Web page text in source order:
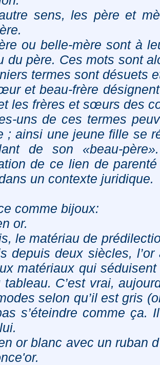
sens, les père et
ou belle-mère sont à
du père. Ces mots sont
termes sont désuets
et beau-frère
les frères et sœurs des
uns de ces termes
; ainsi une jeune fille se
de son «beau-
de ce lien de
un contexte juridique.
comme bijoux:
or.
le matériau de
depuis deux siècles,
matériaux qui
C’est vrai,
selon qu’il est gris
s’éteindre comme ça.
or blanc avec un ruban